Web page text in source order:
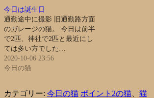
今日は誕生日
通勤途中に撮影 旧通勤路方面
のガレージの猫。 今日は前半
で2匹、神社で2匹と最近にし
ては多い方でした…
2020-10-06 23:56
今日の猫
カテゴリー: 今日の猫 ポイント2の猫 猫